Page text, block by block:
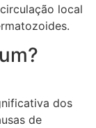
local
dos
de